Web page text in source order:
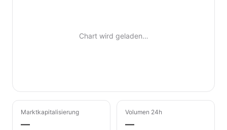
Chart wird geladen…
Marktkapitalisierung
—
Volumen 24h
—